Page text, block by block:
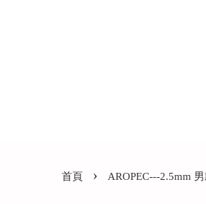
首頁 › AROPEC---2.5mm